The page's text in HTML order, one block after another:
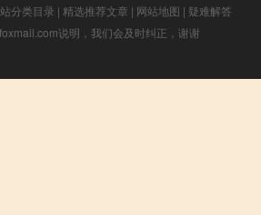
分类目录 | 精选推荐文章 | 网站地图 | 疑难解答
说明，我们会及时纠正，谢谢